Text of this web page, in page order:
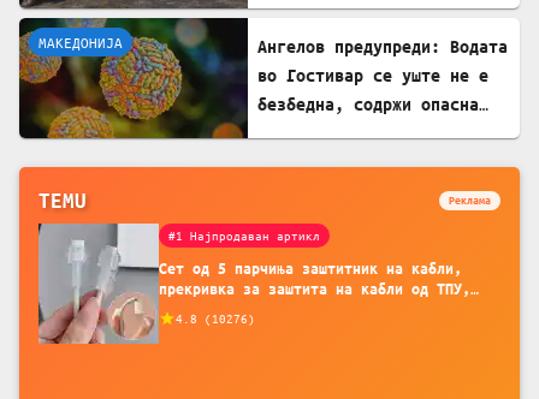
МАКЕДОНИЈА
Ангелов предупреди: Водата
во Гостивар се уште не е
безбедна, содржи опасна
TEMU Реклама
#1 Најпродаван артикл
Сет од 5 парчиња заштитник на кабли,
прекривка за заштита на кабли од ТПУ,
додатоци за заштита на кабли, без
батерија, за мобилни телефони, комплет
4.8 ( 10276)